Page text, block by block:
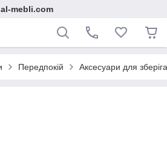
mebli.com
Передпокій Аксесуари для